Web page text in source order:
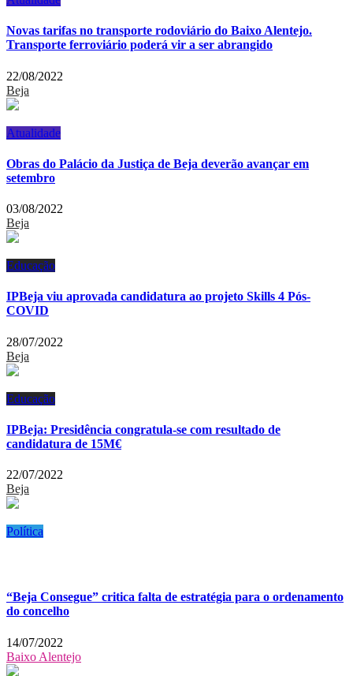
Novas tarifas no transporte rodoviário do Baixo Alentejo.
Transporte ferroviário poderá vir a ser abrangido
22/08/2022
Beja
Atualidade
Obras do Palácio da Justiça de Beja deverão avançar em
setembro
03/08/2022
Beja
Educação
IPBeja viu aprovada candidatura ao projeto Skills 4 Pós-
COVID
28/07/2022
Beja
Educação
IPBeja: Presidência congratula-se com resultado de
candidatura de 15M€
22/07/2022
Beja
Política
“Beja Consegue” critica falta de estratégia para o ordenamento
do concelho
14/07/2022
Baixo Alentejo